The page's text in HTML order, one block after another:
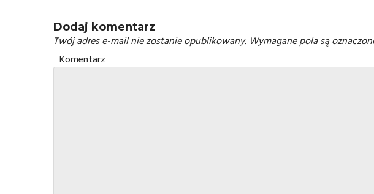
Dodaj komentarz
Twój adres e-mail nie zostanie opublikowany. Wymagane pola są
Komentarz